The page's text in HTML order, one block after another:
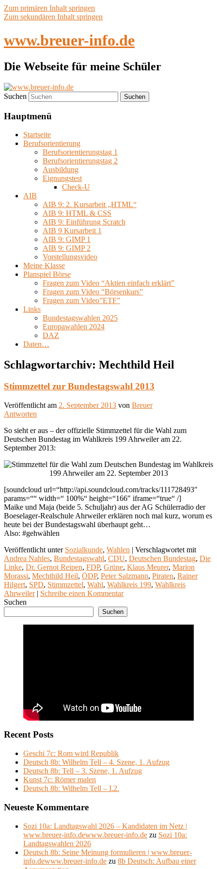
Zum primären Inhalt springen
Zum sekundären Inhalt springen
www.breuer-info.de
Die Webseite für meine Schüler
Suchen
Hauptmenü
Startseite
Berufsorientierung
Berufsorientierungstag 1
Berufsorientierungstag 2
Ausbildung
Eignungstest
Check-U
AIB
AIB 9: 2. Kursarbeit „HTML“
AIB 9: HTML & CSS
AIB 9: Einführung Scratch
AIB 9 Kursarbeit 1
AIB 9: GIMP 1
AIB 9: GIMP 2
Vorstellungsvideo
Meine Klasse
Planspiel Börse
Fragen zum Video “Aktien einfach erklärt”
Fragen zum Video “Börsenkurs”
Fragen zum Video”ETF”
Links
Bundestagswahlen 2025
Europawahlen 2024
DAZ
Daten…
Schlagwortarchiv: Mechthild Heil
Stimmzettel zur Bundestagswahl 2013
Veröffentlicht am 2. September 2013 von Breuer
Antworten
So sieht er aus – der offizielle Stimmzettel für die Wahl zum
Deutschen Bundestag im Wahlkreis 199 Ahrweiler am 22.
September 2013:
[soundcloud url=“http://api.soundcloud.com/tracks/111728493″
params=““ width=“ 100%“ height=“166″ iframe=“true“ /]
Maike und Maja (beide 5. Schuljahr) aus der AG Schülerradio der
Boeselager-Realschule Ahrweiler erklären noch mal kurz, worum es
heute bei der Bundestagswahl überhaupt geht…
Also: #gehwählen
Veröffentlicht unter Sozialkunde, Wahlen | Verschlagwortet mit
Andrea Nahles, Bundestagswahl, CDU, Deutschen Bundestag, Die
Linke, Dr. Gernot Reipen, FDP, Grüne, Klaus Meurer, Marion
Morassi, Mechthild Heil, ÖDP, Peter Salzmann, Piraten, Rainer
Hilgert, SPD, Stimmzettel, Wahl, Wahlkreis 199, Wahlkreis
Ahrweiler | Schreibe einen Kommentar
Suchen
Suchen
Recent Posts
Geschi 7c: Rom wird Republik
Deutsch 8b: Wilhelm Tell – 4. Szene, 1. Aufzug
Deutsch 8b: Tell – 3. Szene, 1. Aufzug
Kunst 7c: Römer malen
Deutsch 8b: Wilhelm Tell – I.2.
Neueste Kommentare
Sozi 10a: Landtagswahl 2026 – Kandidaten im Netz |
www.breuer-info.dewww.breuer-info.de zu Sozi 10a:
Landtagswahlen 2026
Deutsch 8b: Seine Meinung formulieren | www.breuer-
info.dewww.breuer-info.de zu 8b Deutsch: Aufbau einer